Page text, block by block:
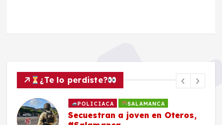
¿Te lo perdiste?
POLICIACA SALAMANCA
Secuestran a joven en Oteros,